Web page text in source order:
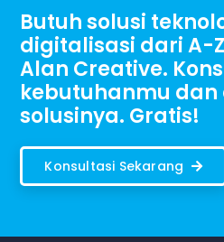
Butuh solusi
digitalisasi dari A-
Alan Creative.
kebutuhanmu
solusinya. Gratis!
Konsultasi Sekarang